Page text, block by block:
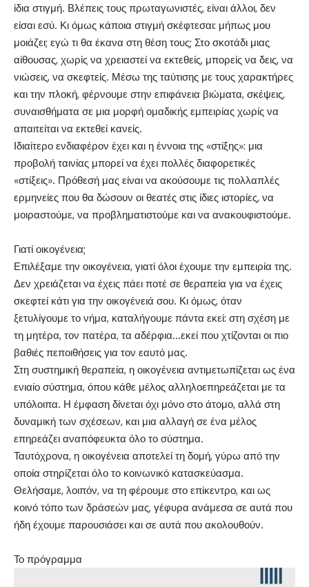
ίδια στιγμή. Βλέπεις τους πρωταγωνιστές, είναι άλλοι, δεν
είσαι εσύ. Κι όμως κάποια στιγμή σκέφτεσαι: μήπως μου
μοιάζει; εγώ τι θα έκανα στη θέση τους; Στο σκοτάδι μιας
αίθουσας, χωρίς να χρειαστεί να εκτεθείς, μπορείς να δεις, να
νιώσεις, να σκεφτείς. Μέσω της ταύτισης με τους χαρακτήρες
και την πλοκή, φέρνουμε στην επιφάνεια βιώματα, σκέψεις,
συναισθήματα σε μια μορφή ομαδικής εμπειρίας χωρίς να
απαιτείται να εκτεθεί κανείς.
Ιδιαίτερο ενδιαφέρον έχει και η έννοια της «στίξης»: μια
προβολή ταινίας μπορεί να έχει πολλές διαφορετικές
«στίξεις». Πρόθεσή μας είναι να ακούσουμε τις πολλαπλές
ερμηνείες που θα δώσουν οι θεατές στις ίδιες ιστορίες, να
μοιραστούμε, να προβληματιστούμε και να ανακουφιστούμε.
Γιατί οικογένεια;
Επιλέξαμε την οικογένεια, γιατί όλοι έχουμε την εμπειρία της.
Δεν χρειάζεται να έχεις πάει ποτέ σε θεραπεία για να έχεις
σκεφτεί κάτι για την οικογένειά σου. Κι όμως, όταν
ξετυλίγουμε το νήμα, καταλήγουμε πάντα εκεί: στη σχέση με
τη μητέρα, τον πατέρα, τα αδέρφια…εκεί που χτίζονται οι πιο
βαθιές πεποιθήσεις για τον εαυτό μας.
Στη συστημική θεραπεία, η οικογένεια αντιμετωπίζεται ως ένα
ενιαίο σύστημα, όπου κάθε μέλος αλληλοεπηρεάζεται με τα
υπόλοιπα. Η έμφαση δίνεται όχι μόνο στο άτομο, αλλά στη
δυναμική των σχέσεων, και μια αλλαγή σε ένα μέλος
επηρεάζει αναπόφευκτα όλο το σύστημα.
Ταυτόχρονα, η οικογένεια αποτελεί τη δομή, γύρω από την
οποία στηρίζεται όλο το κοινωνικό κατασκεύασμα.
Θελήσαμε, λοιπόν, να τη φέρουμε στο επίκεντρο, και ως
κοινό τόπο των δράσεών μας, γέφυρα ανάμεσα σε αυτά που
ήδη έχουμε παρουσιάσει και σε αυτά που ακολουθούν.
Το πρόγραμμα